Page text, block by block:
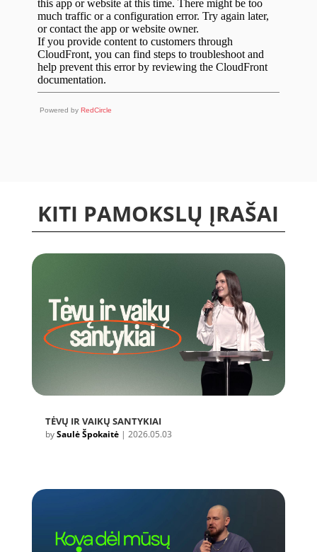
Powered by RedCircle
KITI PAMOKSLŲ ĮRAŠAI
TĖVŲ IR VAIKŲ SANTYKIAI
bySaulė Špokaitė| 2026.05.03